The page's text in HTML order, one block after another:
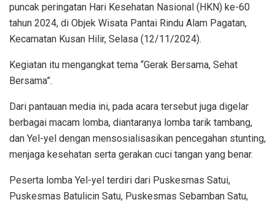
puncak peringatan Hari Kesehatan Nasional (HKN) ke-60
tahun 2024, di Objek Wisata Pantai Rindu Alam Pagatan,
Kecamatan Kusan Hilir, Selasa (12/11/2024).
Kegiatan itu mengangkat tema “Gerak Bersama, Sehat
Bersama”.
Dari pantauan media ini, pada acara tersebut juga digelar
berbagai macam lomba, diantaranya lomba tarik tambang,
dan Yel-yel dengan mensosialisasikan pencegahan stunting,
menjaga kesehatan serta gerakan cuci tangan yang benar.
Peserta lomba Yel-yel terdiri dari Puskesmas Satui,
Puskesmas Batulicin Satu, Puskesmas Sebamban Satu,